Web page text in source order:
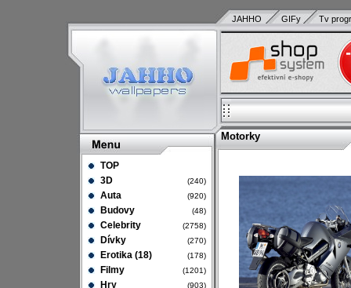
TOP
3D
(240)
Auta (920)
Budovy (48)
Celebrity (2758)
Dívky (270)
Erotika (18) (178)
Filmy (1201)
Hry (903)
JAHHO GIFy Tv
Motorky